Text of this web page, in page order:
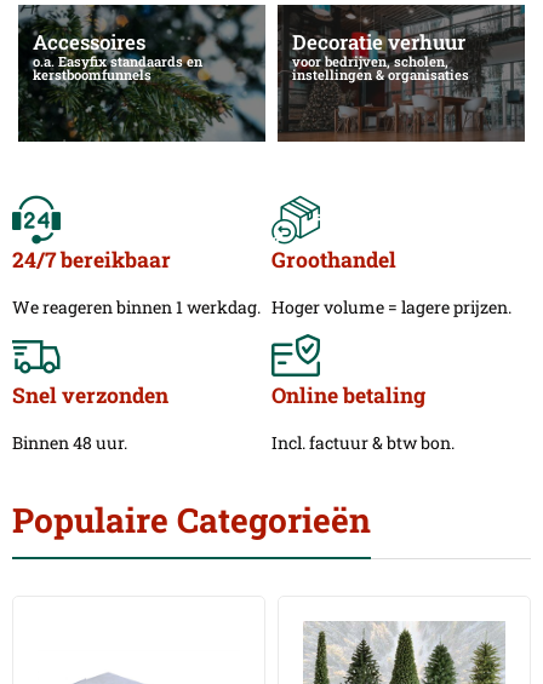
Accessoires
o.a. Easyfix standaards en
kerstboomfunnels
Decoratie verhuur
voor bedrijven, scholen,
instellingen & organisaties
24/7 bereikbaar
We reageren binnen 1 werkdag.
Groothandel
Hoger volume = lagere prijzen.
Snel verzonden
Binnen 48 uur.
Online betaling
Incl. factuur & btw bon.
Populaire Categorieën